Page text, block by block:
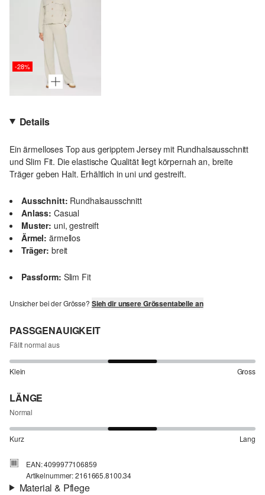
-28%
Details
Ein ärmelloses Top aus geripptem Jersey mit Rundhalsausschnitt
und Slim Fit. Die elastische Qualität liegt körpernah an, breite
Träger geben Halt. Erhältlich in uni und gestreift.
Ausschnitt: Rundhalsausschnitt
Anlass: Casual
Muster: uni, gestreift
Ärmel: ärmellos
Träger: breit
Passform: Slim Fit
Unsicher bei der Grösse? Sieh dir unsere Grössentabelle an
PASSGENAUIGKEIT
Fällt normal aus
Klein Gross
LÄNGE
Normal
Kurz Lang
EAN: 4099977106859
Artikelnummer: 2161665.8100.34
Material & Pflege